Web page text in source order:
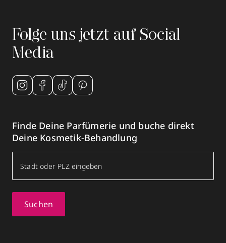
Folge uns jetzt auf Social
Media
Finde Deine Parfümerie und buche direkt
Deine Kosmetik-Behandlung
Suchen